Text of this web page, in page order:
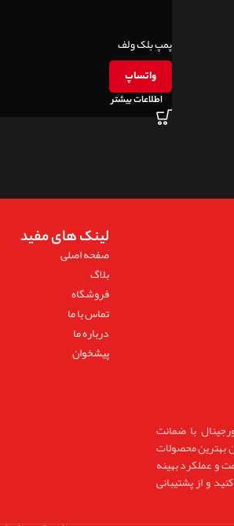
پمپ بلک ولف
واتساپ
اطلاعات بیشتر
با ضمانت
بهترین محصولات
و عملکرد بهینه
و از پشتیبانی
لینک های مفید
صفحه اصلی
بلاگ
فروشگاه
تماس با ما
درباره ما
پیشخوان